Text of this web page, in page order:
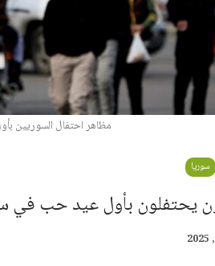
مظاهر احتفال السوريين
سوريا
يحتفلون بأول عيد حب في